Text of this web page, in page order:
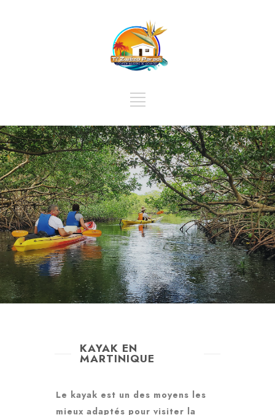
KAYAK EN
MARTINIQUE
Le kayak est un des moyens les
mieux adaptés pour visiter la